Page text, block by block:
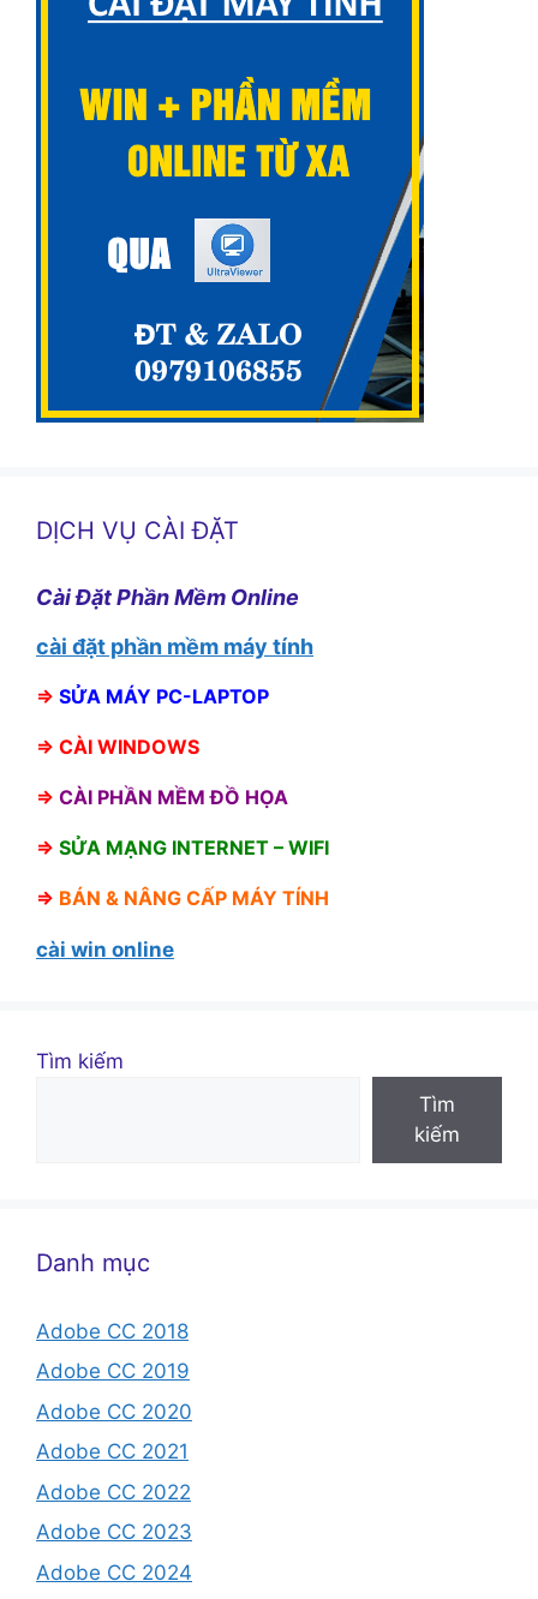
DỊCH VỤ CÀI ĐẶT
Cài Đặt Phần Mềm Online
cài đặt phần mềm máy tính
⇒ SỬA MÁY PC-LAPTOP
⇒ CÀI WINDOWS
⇒ CÀI PHẦN MỀM ĐỒ HỌA
⇒ SỬA MẠNG INTERNET – WIFI
⇒ BÁN & NÂNG CẤP MÁY TÍNH
cài win online
Tìm kiếm
Tìm
kiếm
Danh mục
Adobe CC 2018
Adobe CC 2019
Adobe CC 2020
Adobe CC 2021
Adobe CC 2022
Adobe CC 2023
Adobe CC 2024